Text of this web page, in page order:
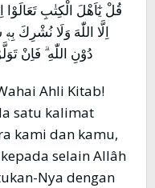
قُلْ يٰٓاَهْلَ الْكِتٰبِ تَعَالَوْا
اِلَّا اللّٰهَ وَلَا نُشْرِكَ
دُوْنِ اللّٰهِ ۗ فَاِنْ
Ahli Kitab!
satu kalimat
kami dan kamu,
selain Allâh
Nya dengan